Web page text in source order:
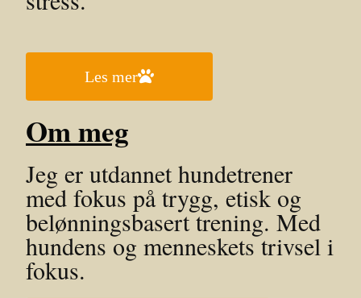
Les mer
Om meg
Jeg er utdannet hundetrener
med fokus på trygg, etisk og
belønningsbasert trening. Med
hundens og menneskets trivsel i
fokus.